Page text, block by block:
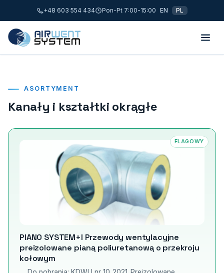
+48 603 554 434 Pon-Pt 7:00-15:00 EN PL
ASORTYMENT
Kanały i kształtki okrągłe
FLAGOWY
PIANO SYSTEM+I Przewody wentylacyjne
preizolowane pianą poliuretanową o przekroju
kołowym